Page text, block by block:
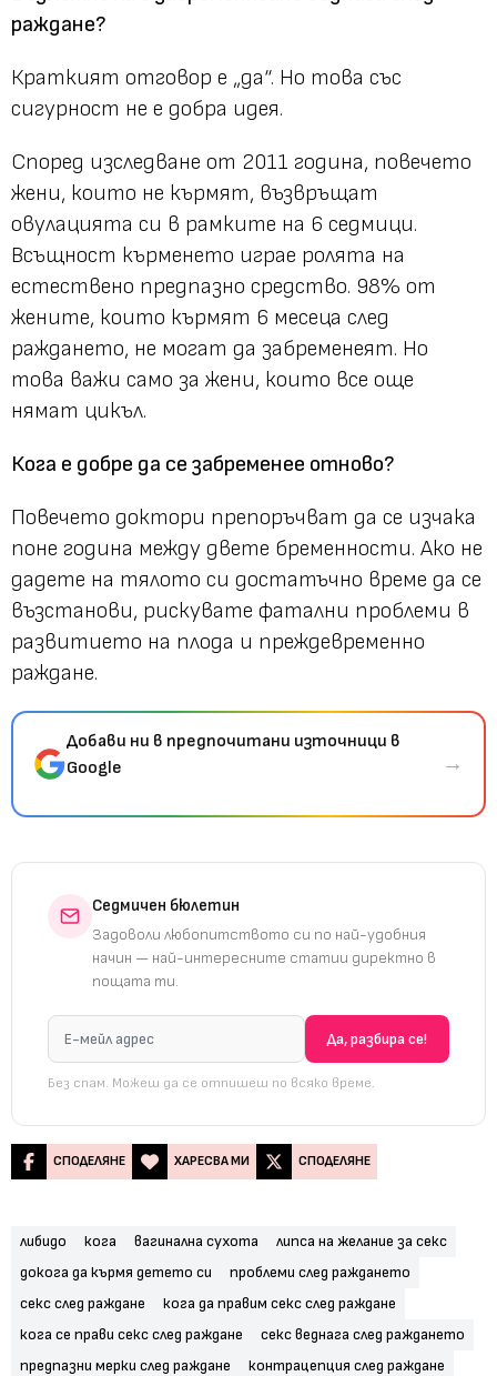
раждане?
Краткият отговор е „да“. Но това със
сигурност не е добра идея.
Според изследване от 2011 година, повечето
жени, които не кърмят, възвръщат
овулацията си в рамките на 6 седмици.
Всъщност кърменето играе ролята на
естествено предпазно средство. 98% от
жените, които кърмят 6 месеца след
раждането, не могат да забременеят. Но
това важи само за жени, които все още
нямат цикъл.
Кога е добре да се забременее отново?
Повечето доктори препоръчват да се изчака
поне година между двете бременности. Ако не
дадете на тялото си достатъчно време да се
възстанови, рискувате фатални проблеми в
развитието на плода и преждевременно
раждане.
Добави ни в предпочитани източници в
Google
→
Седмичен бюлетин
Задоволи любопитството си по най-удобния
начин — най-интересните статии директно в
пощата ти.
Без спам. Можеш да се отпишеш по всяко време.
СПОДЕЛЯНЕ ХАРЕСВА МИ СПОДЕЛЯНЕ
либидо кога вагинална сухота
липса на желание за секс
докога да кърмя детето си
проблеми след раждането
секс след раждане
кога да правим секс след раждане
кога се прави секс след раждане
секс веднага след раждането
предпазни мерки след раждане
контрацепция след раждане